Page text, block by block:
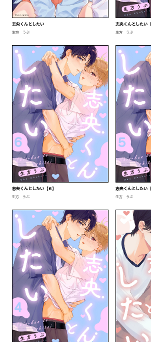
志央くんとしたい
生方 うぶ
志央くんとしたい【
生方 うぶ
志央くんとしたい【６】
生方 うぶ
志央くんとしたい【
生方 うぶ